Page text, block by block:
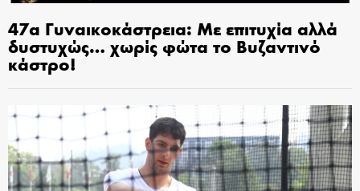
47α Γυναικοκάστρεια: Με επιτυχία αλλά
δυστυχώς… χωρίς φώτα το Βυζαντινό
κάστρο!